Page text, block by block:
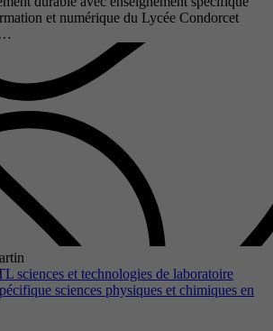
et numérique du Lycée Condorcet
sciences et technologies de laboratoire
sciences physiques et chimiques en